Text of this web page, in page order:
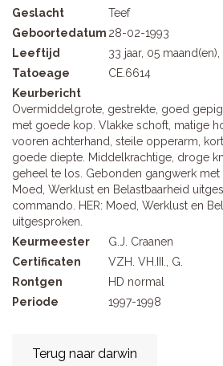
Geslacht
Teef
Geboortedatum 28-02-1993
Leeftijd
33 jaar, 05
Tatoeage
CE.6614
Keurbericht
Overmiddelgrote, gestrekte, goed
met goede kop. Vlakke schoft, matige
vooren achterhand, steile opperarm,
goede diepte. Middelkrachtige, droge
geheel te los. Gebonden gangwerk met
Moed, Werklust en Belastbaarheid
commando. HER: Moed, Werklust en
uitgesproken.
Keurmeester
G.J. Craanen
Certificaten
VZH. VH.III., G.
Rontgen
HD normal
Periode
1997-1998
Terug naar darwin